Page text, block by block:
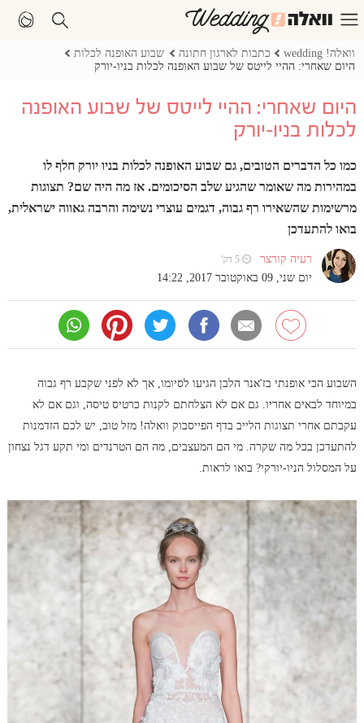
וואלה! wedding כתבות לארגון חתונה
שבוע האופנה לכלות
היום שאחרי: ההיי לייטס של שבוע האופנה לכלות בניו-יורק
היום שאחרי: ההיי לייטס של שבוע האופנה
לכלות בניו-יורק
כמו כל הדברים הטובים, גם שבוע האופנה לכלות בניו יורק חלף לו
במהירות מה שאומר שהגיע שלב הסיכומים. אז מה היה שם? תצוגות
מרשימות שהשאירו רף גבוה, דגמים עוצרי נשימה והרבה גאווה ישראלית,
בואו להתעדכן
רעיה קורצר ⏲ 5 דק'
יום שני, 09 באוקטובר 2017, 14:22
השבוע הכי אופנתי בז'אנר הלבן הגיעו לסיומו, אך לא לפני שקבע רף גבוה
במיוחד לבאים אחריו. גם אם לא הצלחתם לקנות כרטיס טיסה, וגם אם לא
עקבתם אחרי תצוגות הלייב בדף הפייסבוק וואלה! מזל טוב, יש לכם הזדמנות
להתעדכן בכל מה שקרה. מי הם המעצבים, מה הם הטרנדים ומי תקע דגל נצחון
על המסלול הניו-יורקי? בואו לראות.